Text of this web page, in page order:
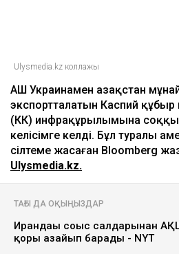
Ulysmedia.kz коллажы
АҚШ Украинамен Қазақстан
экспортталатын Каспий
(КҚК) инфрақұрылымына
келісімге келді. Бұл туралы
сілтеме жасаған Bloomberg
Ulysmedia.kz.
ТАҒЫ ДА ОҚЫҢЫЗДАР
Ирандағы соғыс салдарынан
қоры азайып барады - NYT